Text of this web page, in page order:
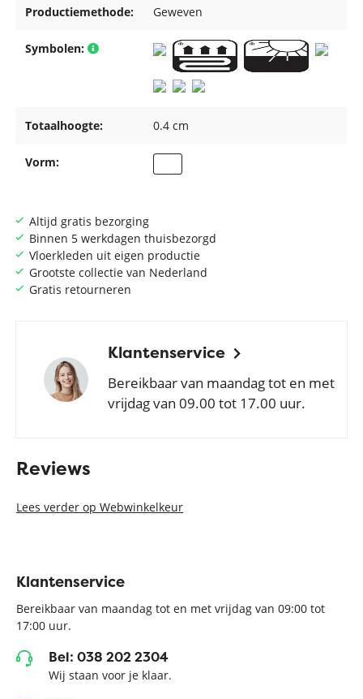
Altijd gratis bezorging
Binnen 5 werkdagen thuisbezorgd
Vloerkleden uit eigen productie
Grootste collectie van Nederland
Gratis retourneren
Klantenservice
Bereikbaar van maandag tot en met
vrijdag van 09.00 tot 17.00 uur.
Productiemethode: Geweven
Symbolen:
Totaalhoogte: 0.4 cm
Vorm:
Reviews
Lees verder op Webwinkelkeur
Klantenservice
Bereikbaar van maandag tot en met vrijdag van 09:00 tot
17:00 uur.
Bel: 038 202 2304
Wij staan voor je klaar.